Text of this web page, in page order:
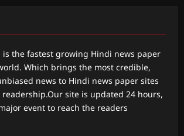
is the fastest growing Hindi news paper
Which brings the most credible,
news to Hindi news paper sites
site is updated 24 hours,
event to reach the readers